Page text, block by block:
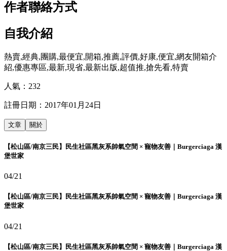
作者聯絡方式
自我介紹
熱賣,經典,團購,最便宜,開箱,推薦,評價,好康,便宜,網友開箱介
紹,優惠專區,最新,現省,最新出版,超值推,搶先看,特賣
人氣： 232
註冊日期： 2017年01月24日
文章 關於
【松山區/南京三民】民生社區黑灰系帥氣空間 × 寵物友善｜Burgerciaga 漢
堡世家
04/21
【松山區/南京三民】民生社區黑灰系帥氣空間 × 寵物友善｜Burgerciaga 漢
堡世家
04/21
【松山區/南京三民】民生社區黑灰系帥氣空間 × 寵物友善｜Burgerciaga 漢